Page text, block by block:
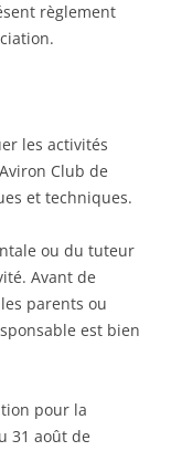
règlement
les activités
Club de
et techniques.
ou du tuteur
Avant de
parents ou
est bien
pour la
31 août de